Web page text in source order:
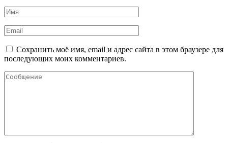
Сохранить моё имя, email и адрес сайта в этом браузере для
последующих моих комментариев.